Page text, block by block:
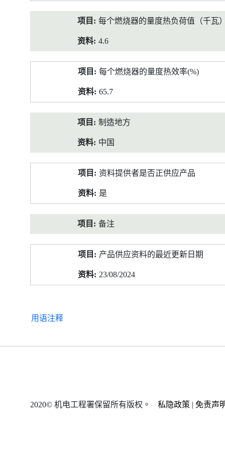
每个燃烧器的量度热负荷值（千瓦
4.6
每个燃烧器的量度热效率(%)
65.7
制造地方
中国
资料提供者是否正供应产品
是
备注
产品供应资料的最近更新日期
23/08/2024
用语注释
2020© 机电工程署保留所有版权。 私隐政策 | 免责声